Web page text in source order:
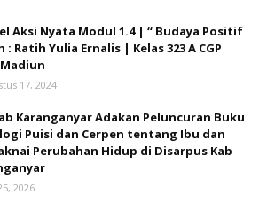
Aksi Nyata Modul 1.4 | “ Budaya Positif
: Ratih Yulia Ernalis | Kelas 323 A CGP
17, 2024
Karanganyar Adakan Peluncuran Buku
Puisi dan Cerpen tentang Ibu dan
Perubahan Hidup di Disarpus Kab
2026